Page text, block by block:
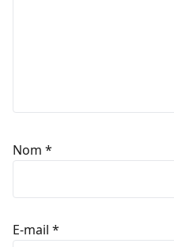
Nom *
E-mail *